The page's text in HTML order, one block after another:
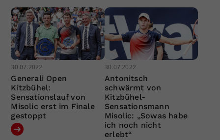
30.07.2022
Generali Open
Kitzbühel:
Sensationslauf von
Misolic erst im Finale
gestoppt
30.07.2022
Antonitsch
schwärmt von
Kitzbühel-
Sensationsmann
Misolic: „Sowas habe
ich noch nicht
erlebt“